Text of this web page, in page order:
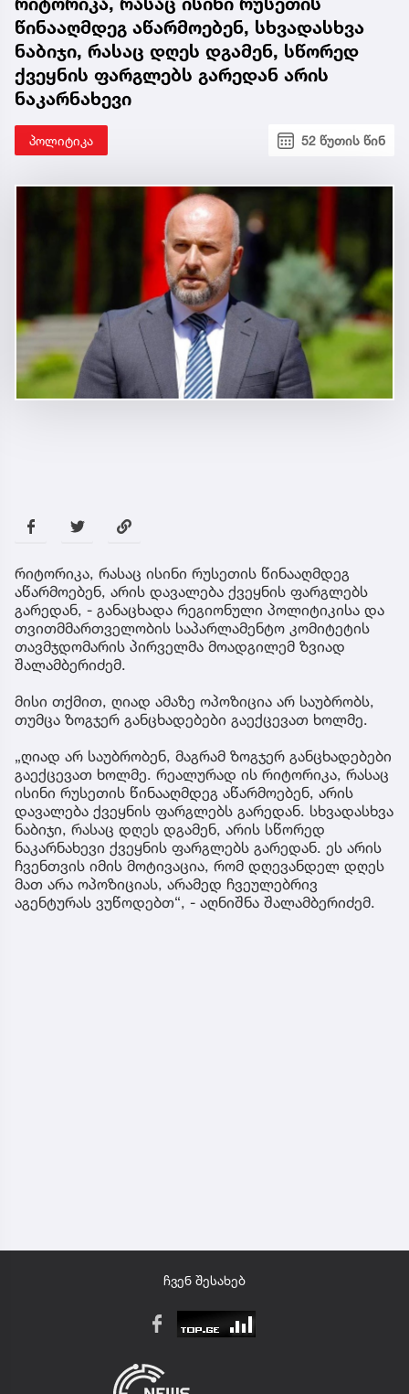
წინააღმდეგ აწარმოებენ, სხვადასხვა
ნაბიჯი, რასაც დღეს დგამენ, სწორედ
ქვეყნის ფარგლებს გარედან არის
ნაკარნახევი
პოლიტიკა 52 წუთის წინ
რიტორიკა, რასაც ისინი რუსეთის წინააღმდეგ
აწარმოებენ, არის დავალება ქვეყნის ფარგლებს
გარედან, - განაცხადა რეგიონული პოლიტიკისა და
თვითმმართველობის საპარლამენტო კომიტეტის
თავმჯდომარის პირველმა მოადგილემ ზვიად
შალამბერიძემ.
მისი თქმით, ღიად ამაზე ოპოზიცია არ საუბრობს,
თუმცა ზოგჯერ განცხადებები გაექცევათ ხოლმე.
„ღიად არ საუბრობენ, მაგრამ ზოგჯერ განცხადებები
გაექცევათ ხოლმე. რეალურად ის რიტორიკა, რასაც
ისინი რუსეთის წინააღმდეგ აწარმოებენ, არის
დავალება ქვეყნის ფარგლებს გარედან. სხვადასხვა
ნაბიჯი, რასაც დღეს დგამენ, არის სწორედ
ნაკარნახევი ქვეყნის ფარგლებს გარედან. ეს არის
ჩვენთვის იმის მოტივაცია, რომ დღევანდელ დღეს
მათ არა ოპოზიციას, არამედ ჩვეულებრივ
აგენტურას ვუწოდებთ“, - აღნიშნა შალამბერიძემ.
ჩვენ შესახებ